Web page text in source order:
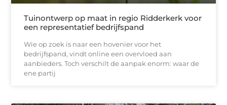
Tuinontwerp op maat in regio Ridderkerk voor
een representatief bedrijfspand
Wie op zoek is naar een hovenier voor het
bedrijfspand, vindt online een overvloed aan
aanbieders. Toch verschilt de aanpak enorm: waar de
ene partij